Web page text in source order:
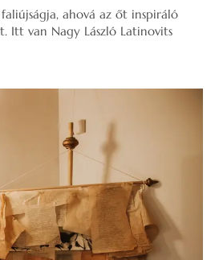
ahová az őt inspiráló
Itt van Nagy László Latinovits